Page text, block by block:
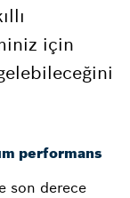
için
performans
son derece